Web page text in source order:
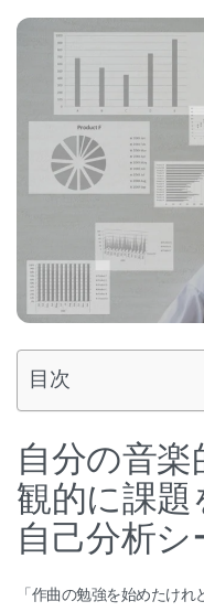
目次
自分の音
観的に課
自己分析
「作曲の勉強を始めたけ